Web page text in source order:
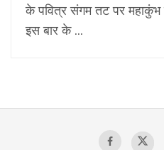
के पवित्र संगम तट पर
इस बार के ...